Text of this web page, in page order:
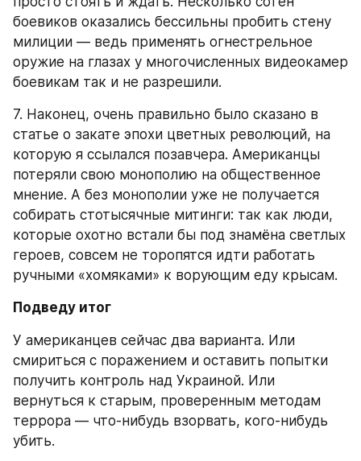
боевиков оказались бессильны пробить стену
милиции — ведь применять огнестрельное
оружие на глазах у многочисленных видеокамер
боевикам так и не разрешили.
7. Наконец, очень правильно было сказано в
статье о закате эпохи цветных революций, на
которую я ссылался позавчера. Американцы
потеряли свою монополию на общественное
мнение. А без монополии уже не получается
собирать стотысячные митинги: так как люди,
которые охотно встали бы под знамёна светлых
героев, совсем не торопятся идти работать
ручными «хомяками» к ворующим еду крысам.
Подведу итог
У американцев сейчас два варианта. Или
смириться с поражением и оставить попытки
получить контроль над Украиной. Или
вернуться к старым, проверенным методам
террора — что-нибудь взорвать, кого-нибудь
убить.